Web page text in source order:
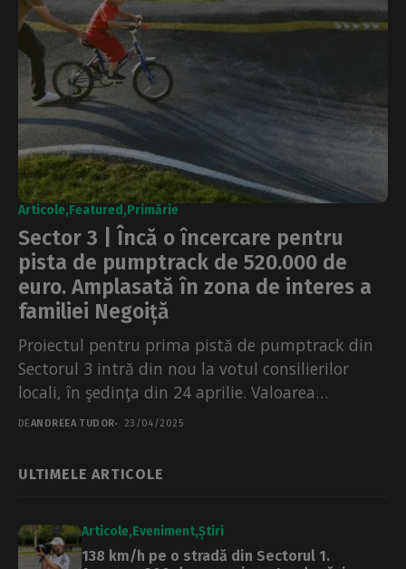
Articole Featured Primărie
Sector 3 | Încă o încercare pentru
pista de pumptrack de 520.000 de
euro. Amplasată în zona de interes a
familiei Negoiță
Proiectul pentru prima pistă de pumptrack din
Sectorul 3 intră din nou la votul consilierilor
locali, în şedinţa din 24 aprilie. Valoarea
investiţiei...
DEANDREEA TUDOR 23/04/2025
ULTIMELE ARTICOLE
Articole Eveniment Știri
138 km/h pe o stradă din Sectorul 1.